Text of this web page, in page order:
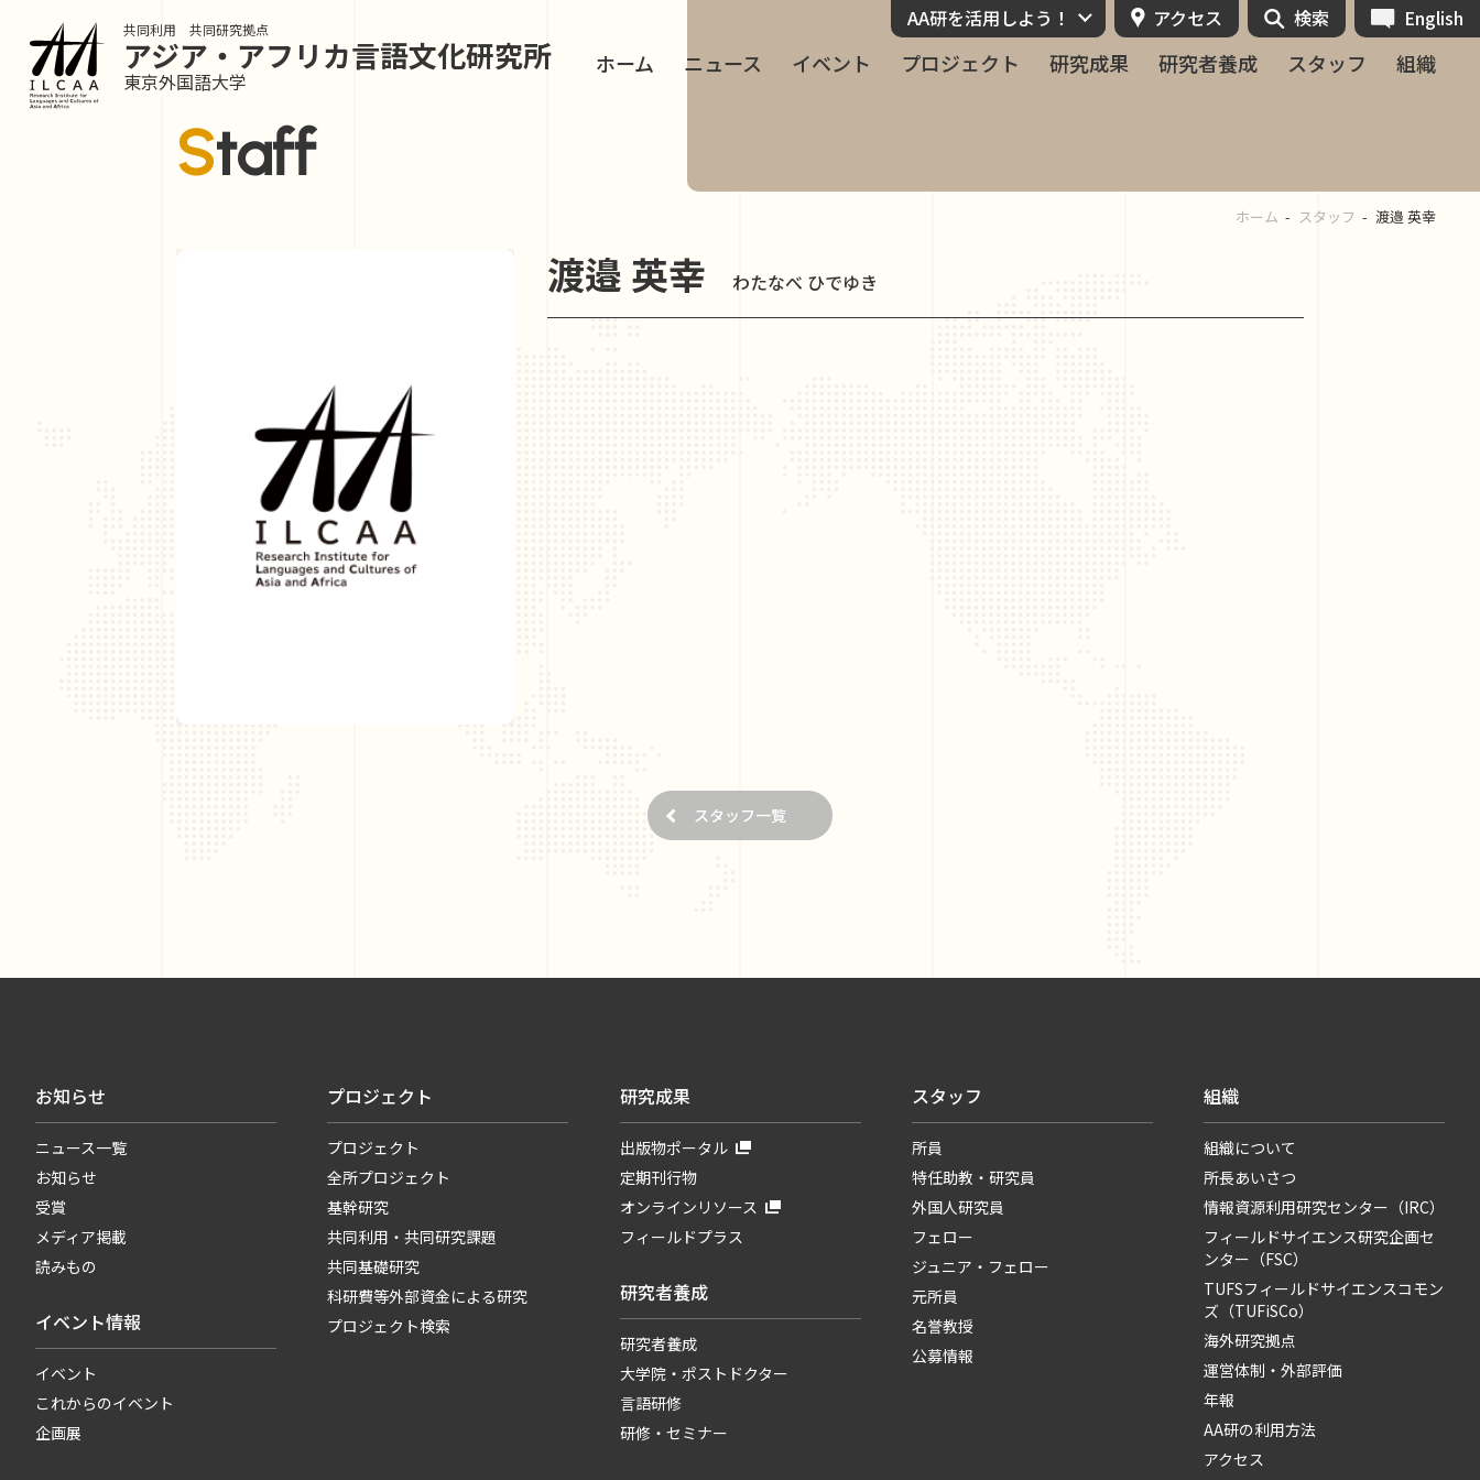
共同利用 共同研究拠点
アジア・アフリカ言語文化研究所
東京外国語大学
ホーム ニュース イベント プロジェクト 研究成果 研究者養成 スタッフ 組織
AA研を活用しよう！ アクセス 検索 English
Staff
ホーム スタッフ 渡邉 英幸
渡邉 英幸 わたなべ ひでゆき
スタッフ一覧
お知らせ
ニュース一覧
お知らせ
受賞
メディア掲載
読みもの
イベント情報
イベント
これからのイベント
企画展
プロジェクト
プロジェクト
全所プロジェクト
基幹研究
共同利用・共同研究課題
共同基礎研究
科研費等外部資金による研究
プロジェクト検索
研究成果
出版物ポータル
定期刊行物
オンラインリソース
フィールドプラス
研究者養成
研究者養成
大学院・ポストドクター
言語研修
研修・セミナー
スタッフ
所員
特任助教・研究員
外国人研究員
フェロー
ジュニア・フェロー
元所員
名誉教授
公募情報
組織
組織について
所長あいさつ
情報資源利用研究センター（IRC）
フィールドサイエンス研究企画セ
ンター（FSC）
TUFSフィールドサイエンスコモン
ズ（TUFiSCo）
海外研究拠点
運営体制・外部評価
年報
AA研の利用方法
アクセス